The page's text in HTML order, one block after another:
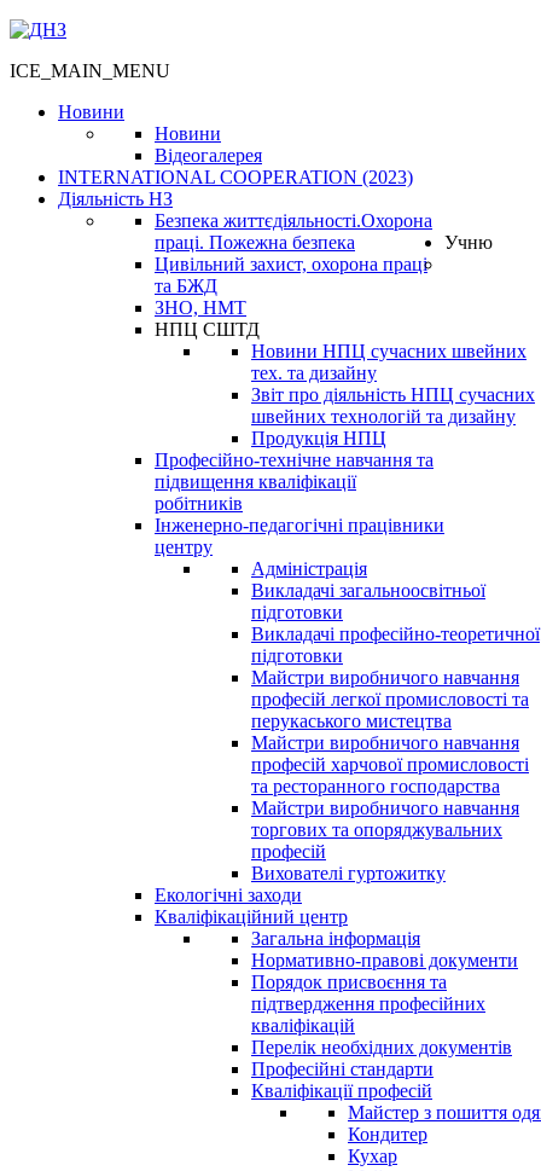
ICE_MAIN_MENU
Новини
Новини
Відеогалерея
INTERNATIONAL COOPERATION (2023)
Діяльність НЗ
Безпека життєдіяльності.Охорона
праці. Пожежна безпека
Цивільний захист, охорона праці
та БЖД
ЗНО, НМТ
НПЦ СШТД
Новини НПЦ сучасних швейних
тех. та дизайну
Звіт про діяльність НПЦ сучасних
швейних технологій та дизайну
Продукція НПЦ
Професійно-технічне навчання та
підвищення кваліфікації
робітників
Інженерно-педагогічні працівники
центру
Адміністрація
Викладачі загальноосвітньої
підготовки
Викладачі професійно-теоретичної
підготовки
Майстри виробничого навчання
професій легкої промисловості та
перукаського мистецтва
Майстри виробничого навчання
професій харчової промисловості
та ресторанного господарства
Майстри виробничого навчання
торгових та опоряджувальних
професій
Вихователі гуртожитку
Екологічні заходи
Кваліфікаційний центр
Загальна інформація
Нормативно-правові документи
Порядок присвоєння та
підтвердження професійних
кваліфікацій
Перелік необхідних документів
Професійні стандарти
Кваліфікації професій
Майстер з пошиття
Кондитер
Кухар
Учню